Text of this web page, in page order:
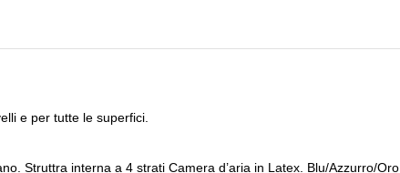
e per tutte le superfici.
Struttra interna a 4 strati Camera d’aria in Latex. Blu/Azzurro/Oro.